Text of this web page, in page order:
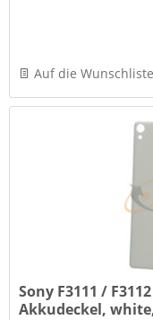
Auf die Wunschliste
Sony F3111 /
Akkudeckel,